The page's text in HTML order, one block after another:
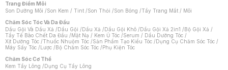
Trang Điểm Môi
Son Dưỡng Môi /Son Kem / Tint /Son Thỏi /Son Bóng /Tẩy Trang Mắt / Môi
Chăm Sóc Tóc Và Da Đầu
Dầu Gội Và Dầu Xả /Dầu Gội /Dầu Xả /Dầu Gội Khô /Dầu Gội Xả 2in1 /Bộ Gội Xả /
Tẩy Tế Bào Chết Da Đầu /Mặt Nạ / Kem Ủ Tóc /Serum / Dầu Dưỡng Tóc /
Xịt Dưỡng Tóc /Thuốc Nhuộm Tóc /Sản Phẩm Tạo Kiểu Tóc /Dụng Cụ Chăm Sóc Tóc /
Máy Sấy Tóc /Lược /Bộ Chăm Sóc Tóc /Phụ Kiện Tóc
Chăm Sóc Cơ Thể
Kem Tẩy Lông /Dụng Cụ Tẩy Lông